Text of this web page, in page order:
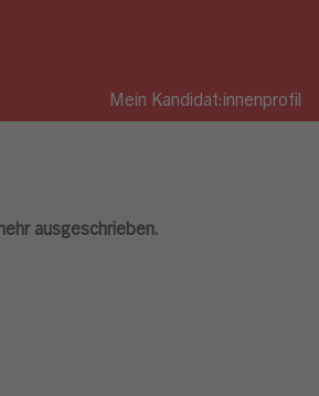
Mein Kandidat:innenprofil
ausgeschrieben.